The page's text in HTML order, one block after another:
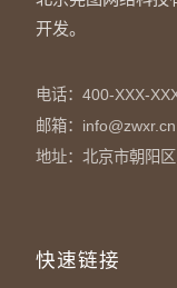
开发。
电话：400-XXX-
邮箱：info@zwxr.cn
地址：北京市朝阳
快速链接